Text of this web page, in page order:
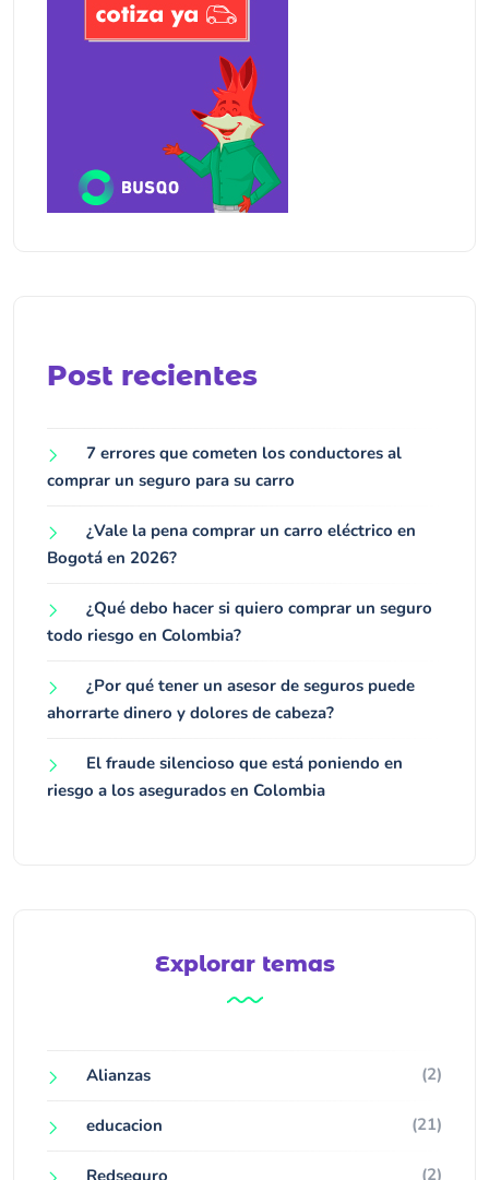
Post recientes
7 errores que cometen los conductores al
comprar un seguro para su carro
¿Vale la pena comprar un carro eléctrico en
Bogotá en 2026?
¿Qué debo hacer si quiero comprar un seguro
todo riesgo en Colombia?
¿Por qué tener un asesor de seguros puede
ahorrarte dinero y dolores de cabeza?
El fraude silencioso que está poniendo en
riesgo a los asegurados en Colombia
Explorar temas
Alianzas (2)
educacion (21)
(2)